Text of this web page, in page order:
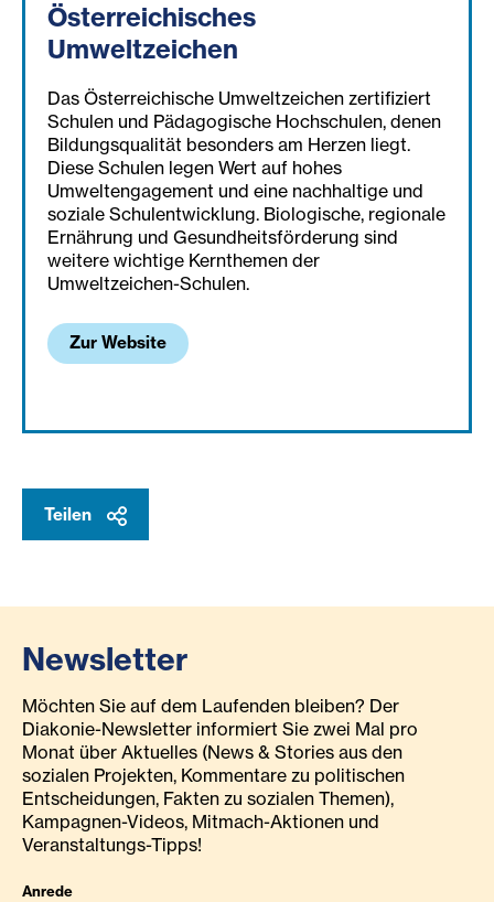
Österreichisches
Umweltzeichen
Das Österreichische Umweltzeichen zertifiziert
Schulen und Pädagogische Hochschulen, denen
Bildungsqualität besonders am Herzen liegt.
Diese Schulen legen Wert auf hohes
Umweltengagement und eine nachhaltige und
soziale Schulentwicklung. Biologische, regionale
Ernährung und Gesundheitsförderung sind
weitere wichtige Kernthemen der
Umweltzeichen-Schulen.
Zur Website
Teilen
Newsletter
Möchten Sie auf dem Laufenden bleiben? Der
Diakonie-Newsletter informiert Sie zwei Mal pro
Monat über Aktuelles (News & Stories aus den
sozialen Projekten, Kommentare zu politischen
Entscheidungen, Fakten zu sozialen Themen),
Kampagnen-Videos, Mitmach-Aktionen und
Veranstaltungs-Tipps!
Anrede